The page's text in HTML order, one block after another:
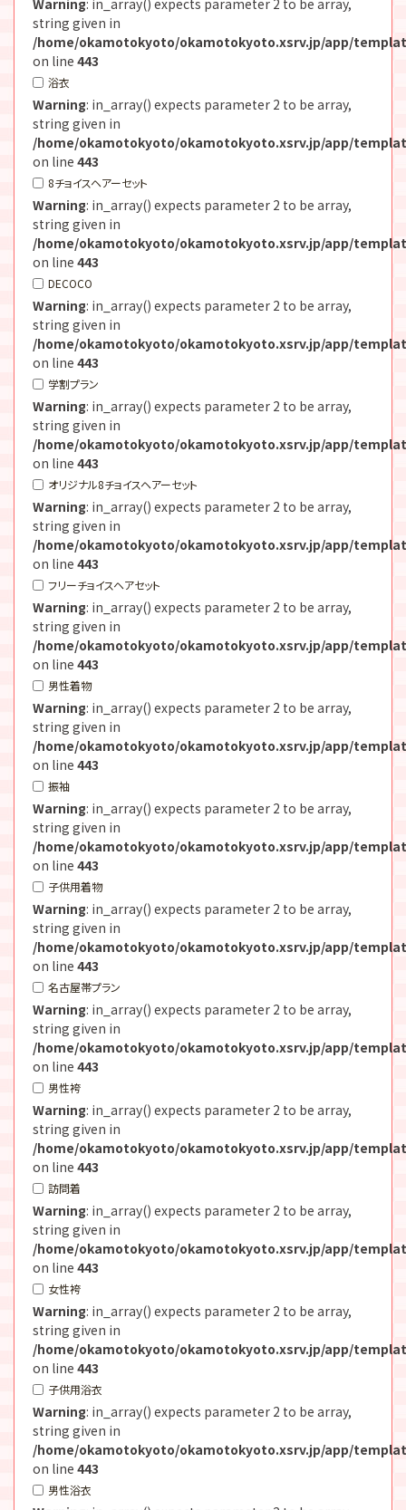
string given in
/home/okamotokyoto/okamotokyoto.xsrv.jp/app/
on line 443
浴衣
Warning: in_array() expects parameter 2 to be array,
string given in
/home/okamotokyoto/okamotokyoto.xsrv.jp/app/
on line 443
8チョイスヘアーセット
Warning: in_array() expects parameter 2 to be array,
string given in
/home/okamotokyoto/okamotokyoto.xsrv.jp/app/
on line 443
DECOCO
Warning: in_array() expects parameter 2 to be array,
string given in
/home/okamotokyoto/okamotokyoto.xsrv.jp/app/
on line 443
学割プラン
Warning: in_array() expects parameter 2 to be array,
string given in
/home/okamotokyoto/okamotokyoto.xsrv.jp/app/
on line 443
オリジナル8チョイスヘアーセット
Warning: in_array() expects parameter 2 to be array,
string given in
/home/okamotokyoto/okamotokyoto.xsrv.jp/app/
on line 443
フリーチョイスヘアセット
Warning: in_array() expects parameter 2 to be array,
string given in
/home/okamotokyoto/okamotokyoto.xsrv.jp/app/
on line 443
男性着物
Warning: in_array() expects parameter 2 to be array,
string given in
/home/okamotokyoto/okamotokyoto.xsrv.jp/app/
on line 443
振袖
Warning: in_array() expects parameter 2 to be array,
string given in
/home/okamotokyoto/okamotokyoto.xsrv.jp/app/
on line 443
子供用着物
Warning: in_array() expects parameter 2 to be array,
string given in
/home/okamotokyoto/okamotokyoto.xsrv.jp/app/
on line 443
名古屋帯プラン
Warning: in_array() expects parameter 2 to be array,
string given in
/home/okamotokyoto/okamotokyoto.xsrv.jp/app/
on line 443
男性袴
Warning: in_array() expects parameter 2 to be array,
string given in
/home/okamotokyoto/okamotokyoto.xsrv.jp/app/
on line 443
訪問着
Warning: in_array() expects parameter 2 to be array,
string given in
/home/okamotokyoto/okamotokyoto.xsrv.jp/app/
on line 443
女性袴
Warning: in_array() expects parameter 2 to be array,
string given in
/home/okamotokyoto/okamotokyoto.xsrv.jp/app/
on line 443
子供用浴衣
Warning: in_array() expects parameter 2 to be array,
string given in
/home/okamotokyoto/okamotokyoto.xsrv.jp/app/
on line 443
男性浴衣